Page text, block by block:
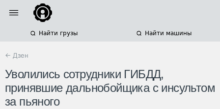
Найти грузы Найти машины
← Дзен
Уволились сотрудники ГИБДД,
принявшие дальнобойщика с инсультом
за пьяного